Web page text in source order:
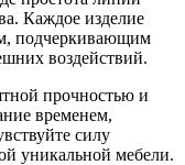
Каждое изделие
подчеркивающим
воздействий.
прочностью и
временем,
силу
уникальной мебели.